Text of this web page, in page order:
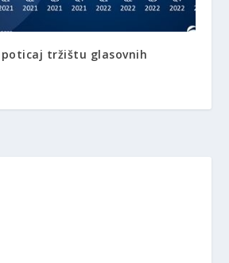
poticaj tržištu glasovnih